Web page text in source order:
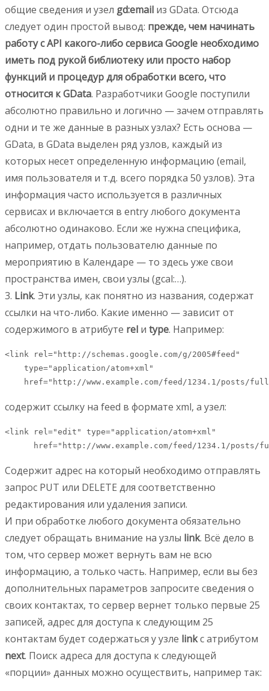
общие сведения и узел gd:email из GData. Отсюда
следует один простой вывод: прежде, чем начинать
работу с API какого-либо сервиса Google необходимо
иметь под рукой библиотеку или просто набор
функций и процедур для обработки всего, что
относится к GData. Разработчики Google поступили
абсолютно правильно и логично — зачем отправлять
одни и те же данные в разных узлах? Есть основа —
GData, в GData выделен ряд узлов, каждый из
которых несет определенную информацию (email,
имя пользователя и т.д. всего порядка 50 узлов). Эта
информация часто используется в различных
сервисах и включается в entry любого документа
абсолютно одинаково. Если же нужна специфика,
например, отдать пользователю данные по
мероприятию в Календаре — то здесь уже свои
пространства имен, свои узлы (gcal:…).
3. Link. Эти узлы, как понятно из названия, содержат
ссылки на что-либо. Какие именно — зависит от
содержимого в атрибуте rel и type. Например:
<link rel="http://schemas.google.com/g/2005#feed"
    type="application/atom+xml"
href="http://www.example.com/feed/1234.1/posts/
содержит ссылку на feed в формате xml, а узел:
<link rel="edit" type="application/atom+xml"
href="http://www.example.com/feed/1234.1/posts/
Содержит адрес на который необходимо отправлять
запрос PUT или DELETE для соответственно
редактирования или удаления записи.
И при обработке любого документа обязательно
следует обращать внимание на узлы link. Всё дело в
том, что сервер может вернуть вам не всю
информацию, а только часть. Например, если вы без
дополнительных параметров запросите сведения о
своих контактах, то сервер вернет только первые 25
записей, адрес для доступа к следующим 25
контактам будет содержаться у узле linkс атрибутом
next. Поиск адреса для доступа к следующей
«порции» данных можно осуществить, например так: